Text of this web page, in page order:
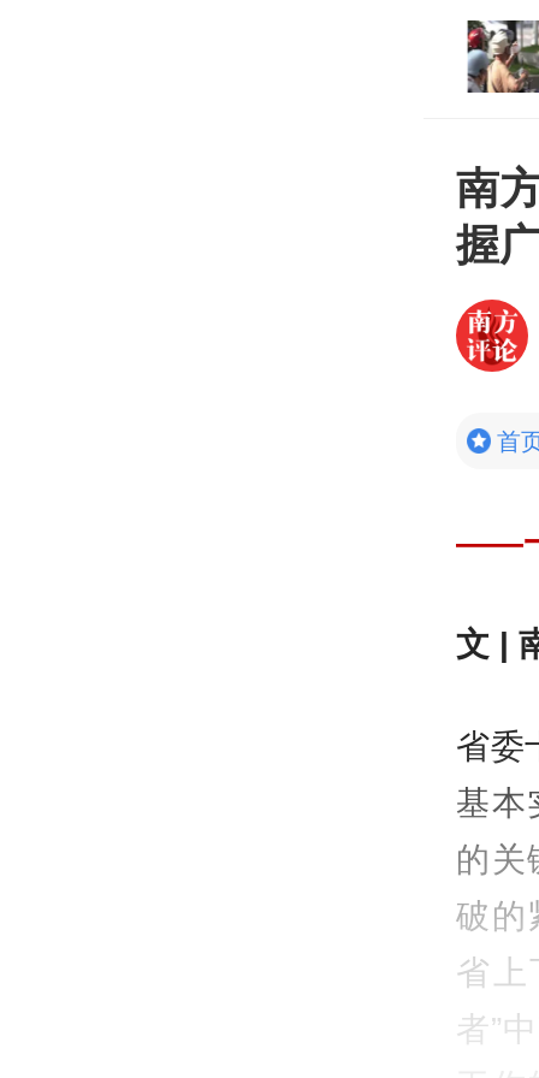
南
握
首
——
文 |
省委
基本
的关
破的
省上
者”